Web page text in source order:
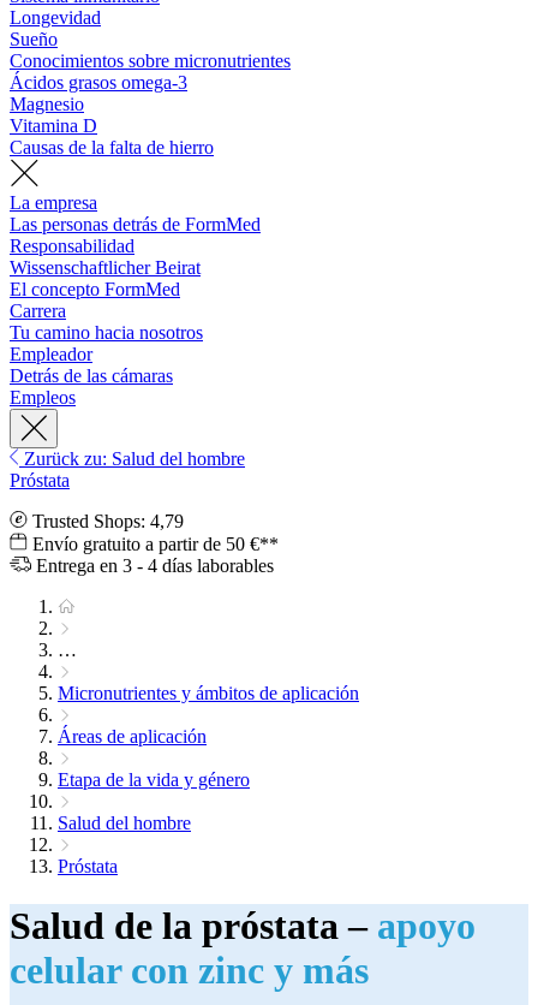
Longevidad
Sueño
Conocimientos sobre micronutrientes
Ácidos grasos omega-3
Magnesio
Vitamina D
Causas de la falta de hierro
La empresa
Las personas detrás de FormMed
Responsabilidad
Wissenschaftlicher Beirat
El concepto FormMed
Carrera
Tu camino hacia nosotros
Empleador
Detrás de las cámaras
Empleos
Zurück zu: Salud del hombre
Próstata
Trusted Shops: 4,79
Envío gratuito a partir de 50 €**
Entrega en 3 - 4 días laborables
…
Micronutrientes y ámbitos de aplicación
Áreas de aplicación
Etapa de la vida y género
Salud del hombre
Próstata
Salud de la próstata – apoyo
celular con zinc y más